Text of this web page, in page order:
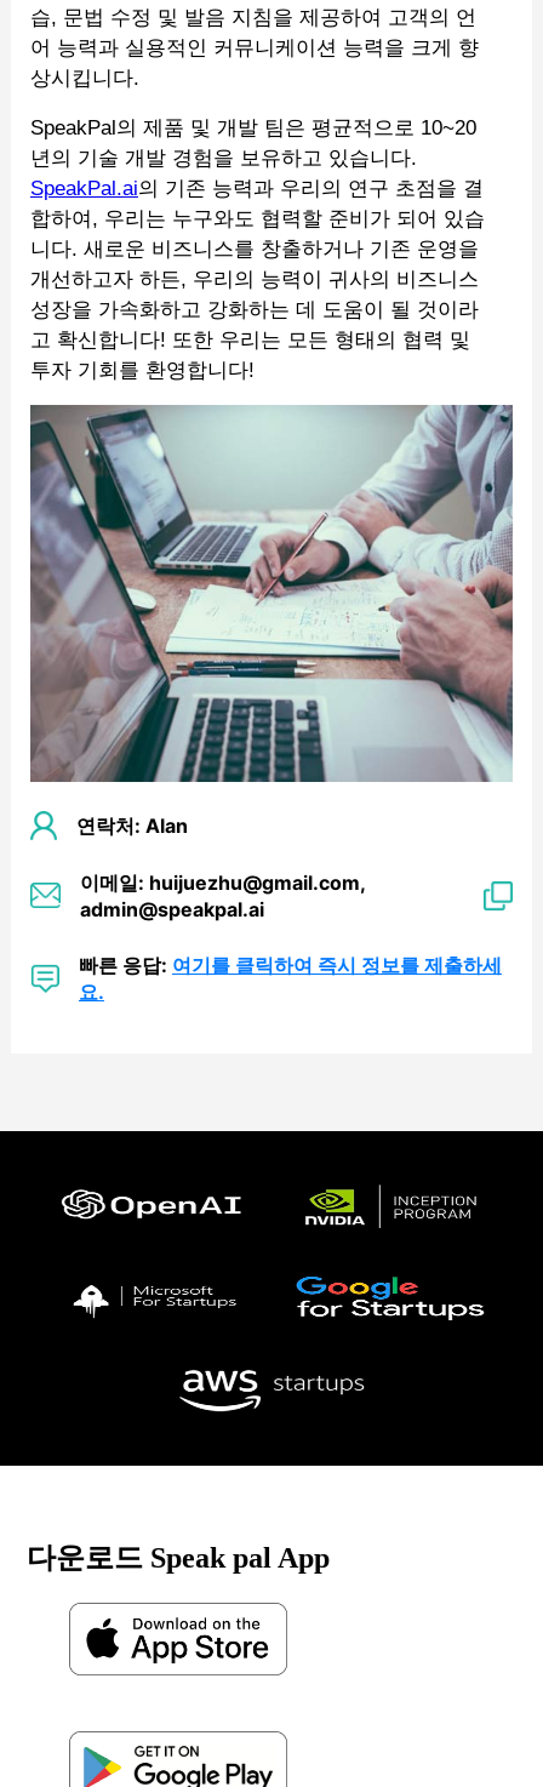
습, 문법 수정 및 발음 지침을 제공하여 고객의 언
어 능력과 실용적인 커뮤니케이션 능력을 크게 향
상시킵니다.
SpeakPal의 제품 및 개발 팀은 평균적으로 10~20
년의 기술 개발 경험을 보유하고 있습니다.
SpeakPal.ai의 기존 능력과 우리의 연구 초점을 결
합하여, 우리는 누구와도 협력할 준비가 되어 있습
니다. 새로운 비즈니스를 창출하거나 기존 운영을
개선하고자 하든, 우리의 능력이 귀사의 비즈니스
성장을 가속화하고 강화하는 데 도움이 될 것이라
고 확신합니다! 또한 우리는 모든 형태의 협력 및
투자 기회를 환영합니다!
연락처: Alan
이메일: huijuezhu@gmail.com,
admin@speakpal.ai
빠른 응답: 여기를 클릭하여 즉시 정보를 제출하세
요.
다운로드 Speak pal App